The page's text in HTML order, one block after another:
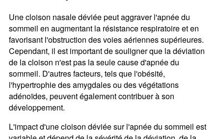
Une cloison nasale déviée peut aggraver l'apnée du
sommeil en augmentant la résistance respiratoire et en
favorisant l'obstruction des voies aériennes supérieures.
Cependant, il est important de souligner que la déviation
de la cloison n'est pas la seule cause d'apnée du
sommeil. D'autres facteurs, tels que l'obésité,
l'hypertrophie des amygdales ou des végétations
adénoïdes, peuvent également contribuer à son
développement.
L'impact d'une cloison déviée sur l'apnée du sommeil est